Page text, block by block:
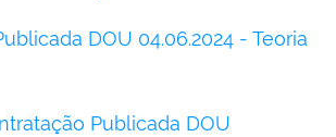
DOU 04.06.2024 - Teoria
Publicada DOU